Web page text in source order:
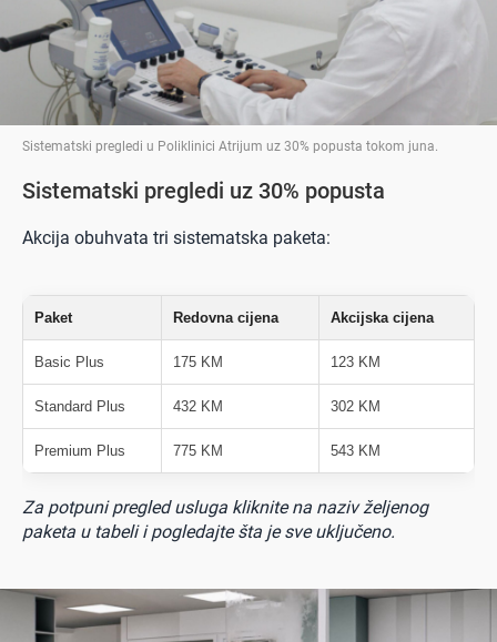
Sistematski pregledi u Poliklinici Atrijum uz 30% popusta tokom juna.
Sistematski pregledi uz 30% popusta
Akcija obuhvata tri sistematska paketa:
Paket Redovna cijena Akcijska cijena
Basic Plus 175 KM 123 KM
Standard Plus 432 KM 302 KM
Premium Plus 775 KM 543 KM
Za potpuni pregled usluga kliknite na naziv željenog
paketa u tabeli i pogledajte šta je sve uključeno.